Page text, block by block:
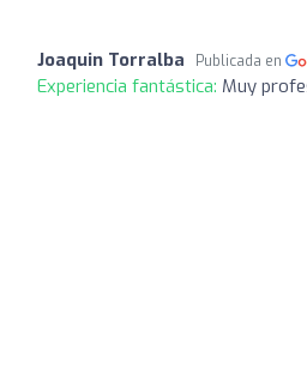
Joaquin Torralba Publicada en
Experiencia fantástica: Muy